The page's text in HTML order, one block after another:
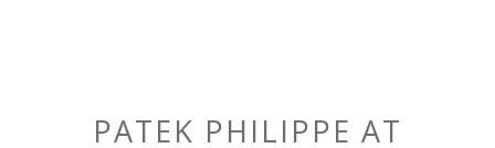
PATEK PHILIPPE AT